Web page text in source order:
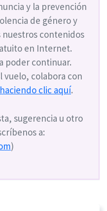
y la prevención
de género y
nuestros contenidos
en Internet.
poder continuar.
vuelo, colabora con
haciendo clic aquí.
sugerencia u otro
a:
)